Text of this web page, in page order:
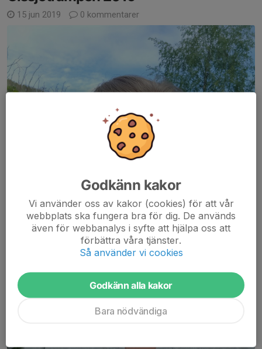
15 jun 2019 0 kommentarer
Godkänn kakor
Vi använder oss av kakor (cookies) för att vår
webbplats ska fungera bra för dig. De används
även för webbanalys i syfte att hjälpa oss att
förbättra våra tjänster.
Så använder vi cookies
Godkänn alla kakor
Bara nödvändiga